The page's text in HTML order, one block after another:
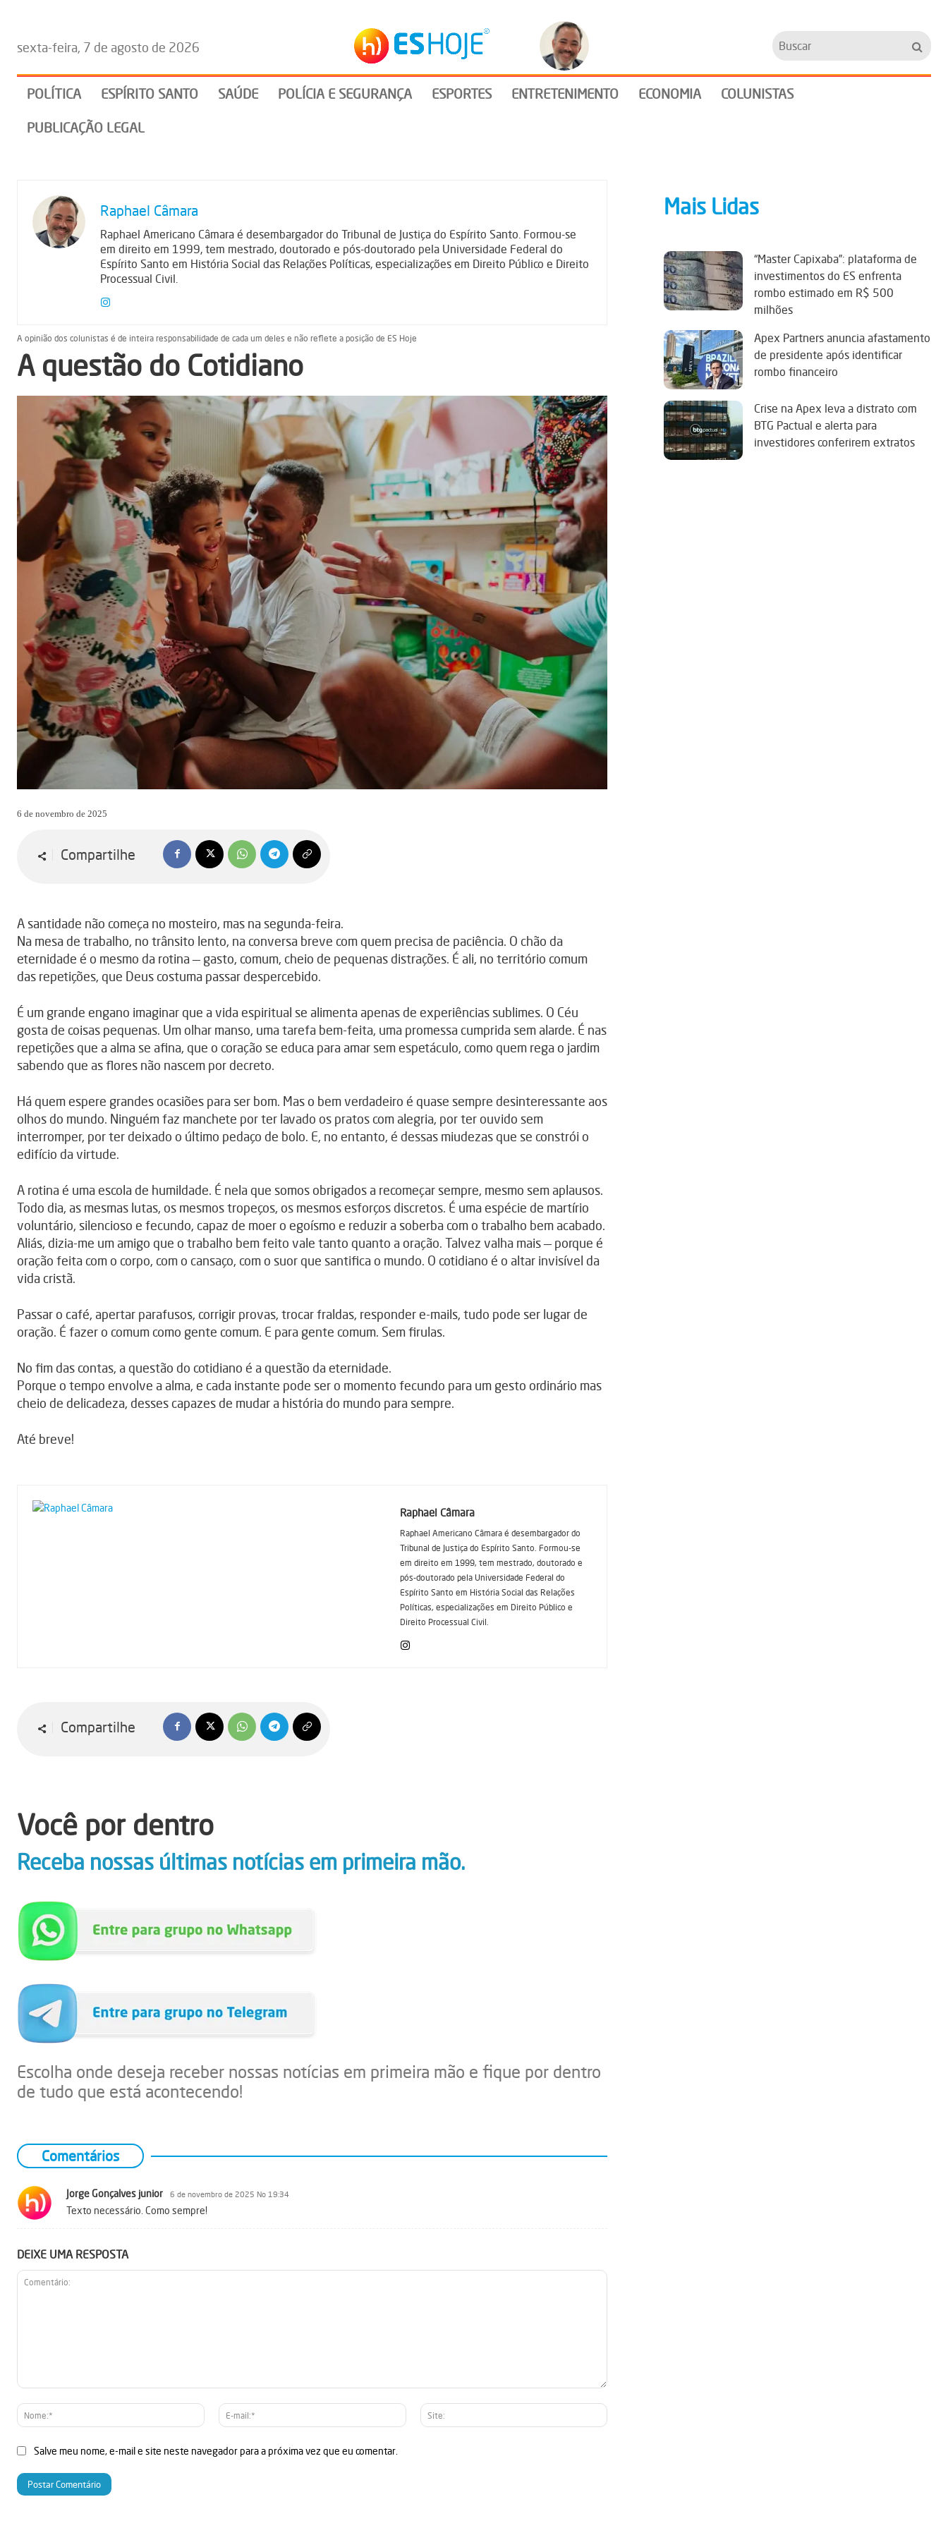
sexta-feira, 7 de agosto de 2026 Buscar
POLÍTICA ESPÍRITO SANTO SAÚDE POLÍCIA E SEGURANÇA ESPORTES ENTRETENIMENTO ECONOMIA COLUNISTAS
PUBLICAÇÃO LEGAL
Raphael Câmara
Raphael Americano Câmara é desembargador do Tribunal de Justiça do Espírito Santo. Formou-se
em direito em 1999, tem mestrado, doutorado e pós-doutorado pela Universidade Federal do
Espírito Santo em História Social das Relações Políticas, especializações em Direito Público e Direito
Processual Civil.
A opinião dos colunistas é de inteira responsabilidade de cada um deles e não reflete a posição de ES Hoje
A questão do Cotidiano
6 de novembro de 2025
Compartilhe
A santidade não começa no mosteiro, mas na segunda-feira.
Na mesa de trabalho, no trânsito lento, na conversa breve com quem precisa de paciência. O chão da
eternidade é o mesmo da rotina — gasto, comum, cheio de pequenas distrações. É ali, no território comum
das repetições, que Deus costuma passar despercebido.
É um grande engano imaginar que a vida espiritual se alimenta apenas de experiências sublimes. O Céu
gosta de coisas pequenas. Um olhar manso, uma tarefa bem-feita, uma promessa cumprida sem alarde. É nas
repetições que a alma se afina, que o coração se educa para amar sem espetáculo, como quem rega o jardim
sabendo que as flores não nascem por decreto.
Há quem espere grandes ocasiões para ser bom. Mas o bem verdadeiro é quase sempre desinteressante aos
olhos do mundo. Ninguém faz manchete por ter lavado os pratos com alegria, por ter ouvido sem
interromper, por ter deixado o último pedaço de bolo. E, no entanto, é dessas miudezas que se constrói o
edifício da virtude.
A rotina é uma escola de humildade. É nela que somos obrigados a recomeçar sempre, mesmo sem aplausos.
Todo dia, as mesmas lutas, os mesmos tropeços, os mesmos esforços discretos. É uma espécie de martírio
voluntário, silencioso e fecundo, capaz de moer o egoísmo e reduzir a soberba com o trabalho bem acabado.
Aliás, dizia-me um amigo que o trabalho bem feito vale tanto quanto a oração. Talvez valha mais — porque é
oração feita com o corpo, com o cansaço, com o suor que santifica o mundo. O cotidiano é o altar invisível da
vida cristã.
Passar o café, apertar parafusos, corrigir provas, trocar fraldas, responder e-mails, tudo pode ser lugar de
oração. É fazer o comum como gente comum. E para gente comum. Sem firulas.
No fim das contas, a questão do cotidiano é a questão da eternidade.
Porque o tempo envolve a alma, e cada instante pode ser o momento fecundo para um gesto ordinário mas
cheio de delicadeza, desses capazes de mudar a história do mundo para sempre.
Até breve!
Raphael Câmara
Raphael Americano Câmara é desembargador do
Tribunal de Justiça do Espírito Santo. Formou-se
em direito em 1999, tem mestrado, doutorado e
pós-doutorado pela Universidade Federal do
Espírito Santo em História Social das Relações
Políticas, especializações em Direito Público e
Direito Processual Civil.
Compartilhe
Você por dentro
Receba nossas últimas notícias em primeira mão.
Escolha onde deseja receber nossas notícias em primeira mão e fique por dentro
de tudo que está acontecendo!
Comentários
Jorge Gonçalves junior 6 de novembro de 2025 No 19:34
Texto necessário. Como sempre!
DEIXE UMA RESPOSTA
Nome:*
E-
mail:*
Site:
Salve meu nome, e-mail e site neste navegador para a próxima vez que eu comentar.
Mais Lidas
“Master Capixaba”: plataforma de
investimentos do ES enfrenta
rombo estimado em R$ 500
milhões
Apex Partners anuncia afastamento
de presidente após identificar
rombo financeiro
Crise na Apex leva a distrato com
BTG Pactual e alerta para
investidores conferirem extratos